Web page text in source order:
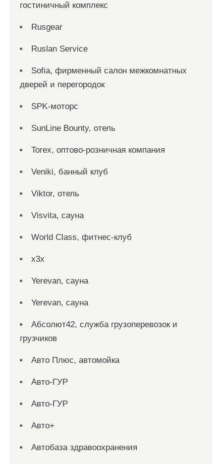
гостиничный комплекс
Rusgear
Ruslan Service
Sofia, фирменный салон межкомнатных
дверей и перегородок
SPK-моторс
SunLine Bounty, отель
Torex, оптово-розничная компания
Veniki, банный клуб
Viktor, отель
Visvita, сауна
World Class, фитнес-клуб
x3x
Yerevan, сауна
Yerevan, сауна
Абсолют42, служба грузоперевозок и
грузчиков
Авто Плюс, автомойка
Авто-ГУР
Авто-ГУР
Авто+
Автобаза здравоохранения